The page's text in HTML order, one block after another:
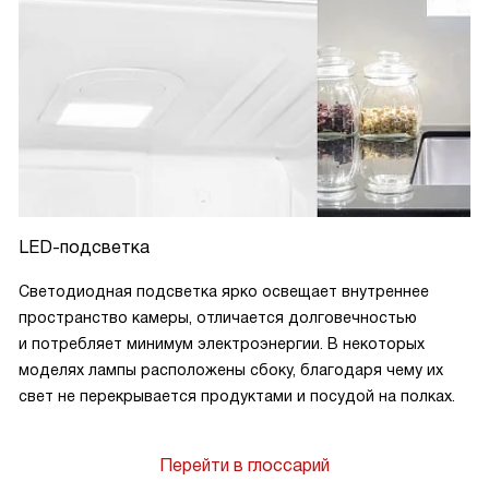
LED-подсветка
Светодиодная подсветка ярко освещает внутреннее
пространство камеры, отличается долговечностью
и потребляет минимум электроэнергии. В некоторых
моделях лампы расположены сбоку, благодаря чему их
свет не перекрывается продуктами и посудой на полках.
Перейти в глоссарий